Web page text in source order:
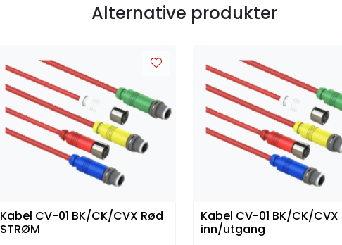
Alternative produkter
Kabel CV-01 BK/CK/CVX Rød
STRØM
Kabel CV-01 BK/CK/
inn/utgang